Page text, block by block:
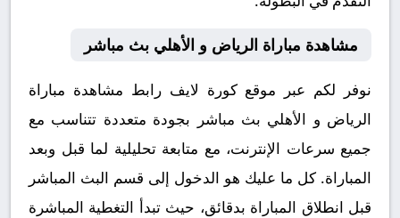
مشاهدة مباراة الرياض و الأهلي بث مباشر
نوفر لكم عبر موقع كورة لايف رابط مشاهدة مباراة
الرياض و الأهلي بث مباشر بجودة متعددة تتناسب مع
جميع سرعات الإنترنت، مع متابعة تحليلية لما قبل وبعد
المباراة. كل ما عليك هو الدخول إلى قسم البث المباشر
قبل انطلاق المباراة بدقائق، حيث تبدأ التغطية المباشرة